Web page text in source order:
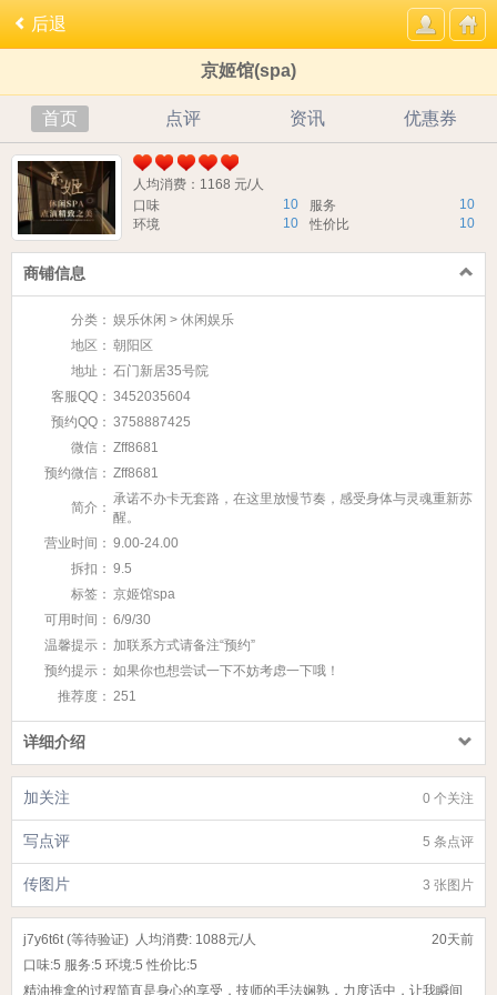
后退
京姬馆(spa)
首页 点评 资讯 优惠券
人均消费：1168 元/人
10
口味 10
服务
10
环境 10
性价比
商铺信息
分类： 娱乐休闲 > 休闲娱乐
地区： 朝阳区
地址： 石门新居35号院
客服QQ： 3452035604
预约QQ： 3758887425
微信： Zff8681
预约微信： Zff8681
简介：
承诺不办卡无套路，在这里放慢节奏，感受身体与灵魂重新苏
醒。
营业时间： 9.00-24.00
拆扣： 9.5
标签： 京姬馆spa
可用时间： 6/9/30
温馨提示： 加联系方式请备注“预约”
预约提示： 如果你也想尝试一下不妨考虑一下哦！
推荐度： 251
详细介绍
0 个关注
加关注
5 条点评
写点评
3 张图片
传图片
20天前
j7y6t6t (等待验证) 人均消费: 1088元/人
口味:5 服务:5 环境:5 性价比:5
精油推拿的过程简直是身心的享受，技师的手法娴熟，力度适中，让我瞬间